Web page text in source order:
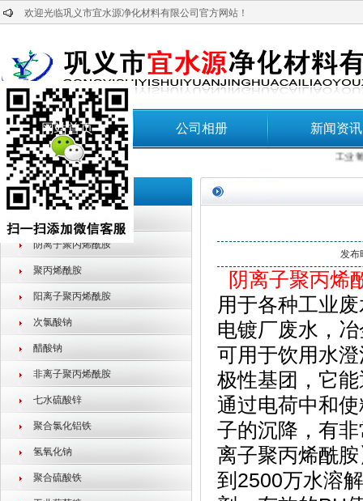
欢迎光临巩义市宜水源净化材料有限公司官方网站！
网站首页 公司相册 新闻资讯
本站热门搜索: 工业葡萄糖
产品分类
阴离子聚丙烯酰胺
聚丙烯酰胺
阳离子聚丙烯酰胺
次氯酸钠
醋酸钠
非离子聚丙烯酰胺
七水硫酸锌
聚合氯化铝铁
氢氧化钠
聚合硫酸铁
发
阴离子聚丙烯
用于各种工业
电镀厂废水，
可用于饮用水
极性基团，它
通过电荷中和
子的沉降，有
离子聚丙烯酰
到2500万水溶